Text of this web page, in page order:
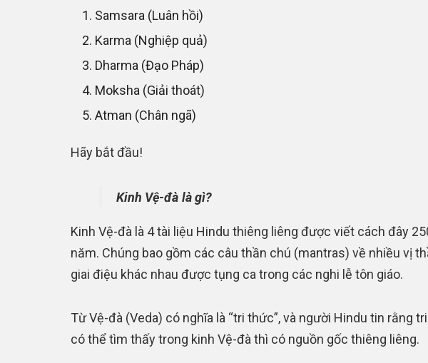
Samsara (Luân hồi)
Karma (Nghiệp quả)
Dharma (Đạo Pháp)
Moksha (Giải thoát)
Atman (Chân ngã)
Hãy bắt đầu!
Kinh Vệ-đà là gì?
Kinh Vệ-đà là 4 tài liệu Hindu thiêng liêng được viết cách đây
năm. Chúng bao gồm các câu thần chú (mantras) về nhiều vị
giai điệu khác nhau được tụng ca trong các nghi lễ tôn giáo.
Từ Vệ-đà (Veda) có nghĩa là “tri thức”, và người Hindu tin rằng
có thể tìm thấy trong kinh Vệ-đà thì có nguồn gốc thiêng liêng.